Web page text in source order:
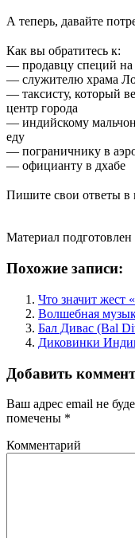
А теперь, давайте
Как вы обратитесь к:
— продавцу специй
— служителю храма
— таксисту, который
центр города
— индийскому
еду
— пограничнику в
— официанту в дхабе
Пишите свои ответы в
Материал
Похожие записи:
Что значит жест
Волшебная
Бал Дивас (Bal
Диковинки
Добавить
Ваш адрес email не
помечены *
Комментарий